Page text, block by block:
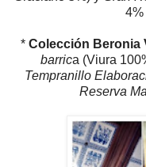
4%
* Colección Beronia
barrica (Viura
Tempranillo
Reserva